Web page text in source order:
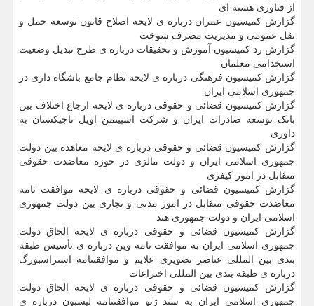
از فناوری هسته ای
گزارش کمیسیون عمران درباره ی لایحه اصلاح قانون توسعه حمل و
نقل عمومی و مدیریت مصرف سوخت
گزارش رد کمیسیون آموزش و تحقیقات درباره ی طرح تبدیل وضعیت
استخدامی معلمان
گزارش کمیسیون فرهنگی درباره ی لایحه نظام جامع باشگاه داری در
جمهوری اسلامی ایران
گزارش کمیسیون قضائی و حقوقی درباره ی لایحه ارجاع اختلاف بین
بانک توسعه صادرات ایران و شرکت اسپیتمن اویل تاجیکستان به
داوری
گزارش کمیسیون قضائی و حقوقی درباره ی لایحه معاهده بین دولت
جمهوری اسلامی ایران و دولت مالزی در حوزه معاضدت حقوقی
متقابل در امور کیفری
گزارش کمیسیون قضائی و حقوقی درباره ی لایحه موافقت نامه
معاضدت حقوقی متقابل در امور مدنی و تجاری بین دولت جمهوری
اسلامی ایران و دولت جمهوری هند
گزارش کمیسیون قضائی و حقوقی درباره ی لایحه الحاق دولت
جمهوری اسلامی ایران به موافقت نامه وین درباره ی تأسیس طبقه
بندی بین المللی عناصر تصویری علایم و موافقتنامه استراسبورگ
درباره ی طبقه بندی بین المللی اختراعات
گزارش کمیسیون قضائی و حقوقی درباره ی لایحه الحاق دولت
جمهوری اسلامی ایران به سند ژنو موافقتنامه لیسبون درباره ی